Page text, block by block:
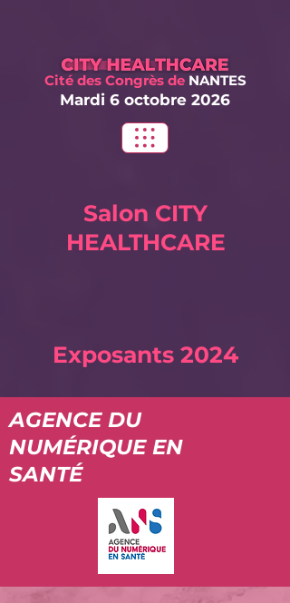
Cité des Congrès de NANTES
Mardi 6 octobre 2026
Salon CITY
HEALTHCARE
Exposants 2024
AGENCE DU
NUMÉRIQUE EN
SANTÉ